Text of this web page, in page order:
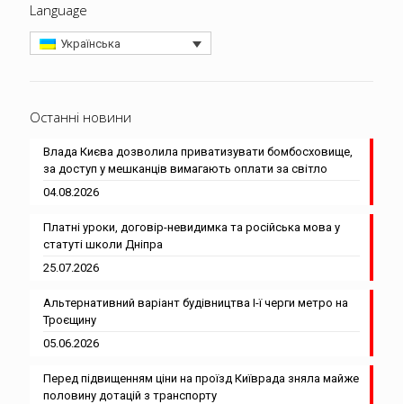
Language
Українська
Останні новини
Влада Києва дозволила приватизувати бомбосховище,
за доступ у мешканців вимагають оплати за світло
04.08.2026
Платні уроки, договір-невидимка та російська мова у
статуті школи Дніпра
25.07.2026
Альтернативний варіант будівництва І-ї черги метро на
Троєщину
05.06.2026
Перед підвищенням ціни на проїзд Київрада зняла майже
половину дотацій з транспорту